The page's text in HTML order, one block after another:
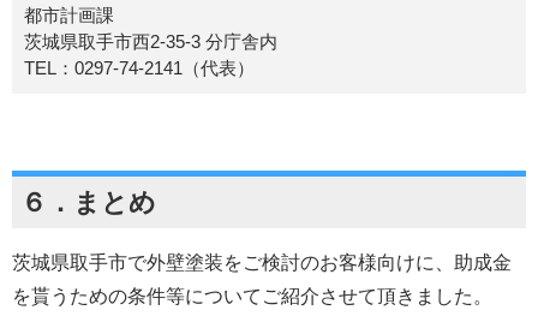
都市計画課
茨城県取手市西2-35-3 分庁舎内
TEL：0297-74-2141（代表）
６．まとめ
茨城県取手市で外壁塗装をご検討のお客様向けに、助成金
を貰うための条件等についてご紹介させて頂きました。